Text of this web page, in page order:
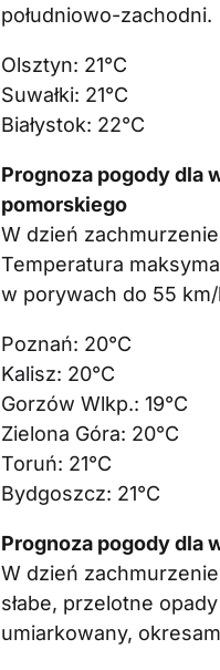
południowo-zachodni.
Olsztyn: 21°C
Suwałki: 21°C
Białystok: 22°C
Prognoza pogody dla
pomorskiego
W dzień
Temperatura
w porywach do 55
Poznań: 20°C
Kalisz: 20°C
Gorzów Wlkp.: 19°C
Zielona Góra: 20°C
Toruń: 21°C
Bydgoszcz: 21°C
Prognoza pogody dla
W dzień
słabe, przelotne
umiarkowany,